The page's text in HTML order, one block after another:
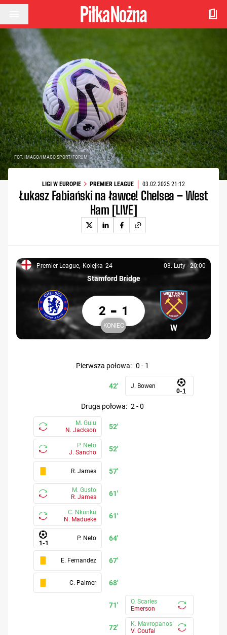
Przejdź do treści
FOT. IMAGO/IMAGO SPORT/FORUM
LIGI W EUROPIE PREMIER LEAGUE 03.02.2025 21:12
Łukasz Fabiański na ławce! Chelsea – West
Ham [LIVE]
Premier League, 24
Premier League Kolejka 24 03. Luty, 20:00
03. Luty -20:00
Stamford Bridge
Uczestnik: Chelsea
Chelsea
Chelsea 2 West Ham 1
2 - 1
Koniec
KONIEC Uczestnik:
West Ham
pierwsza połowa: 0 - 1
42'
0-1
J. Bowen
druga połowa: 2 -0
52'
M. Guiu
N. Jackson
52'
P. Neto
J. Sancho
57'
R. James
61'
M. Gusto
R. James
61'
C. Nkunku
N. Madueke
64'
1-1
P. Neto
67'
E. Fernandez
68'
C. Palmer
71'
O. Scarles
Emerson
72'
K. Mavropanos
V. Coufal